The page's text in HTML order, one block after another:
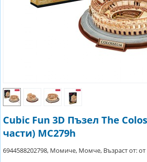
Cubic Fun 3D Пъзел The
части) MC279h
6944588202798, Момиче, Момче, Възраст от: от